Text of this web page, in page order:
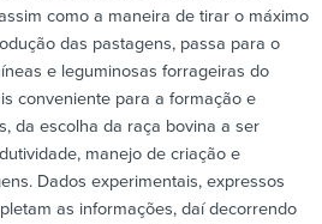
como a maneira de tirar o máximo
das pastagens, passa para o
e leguminosas forrageiras do
conveniente para a formação e
da escolha da raça bovina a ser
manejo de criação e
Dados experimentais, expressos
as informações, daí decorrendo